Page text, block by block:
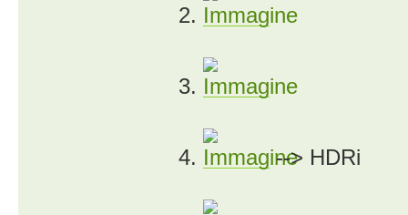
2.
3.
4. --> HDRi